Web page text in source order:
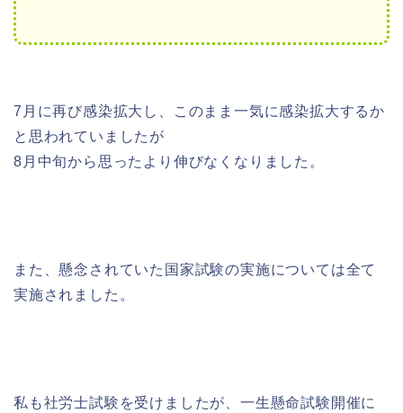
7月に再び感染拡大し、このまま一気に感染拡大するか
と思われていましたが
8月中旬から思ったより伸びなくなりました。
また、懸念されていた国家試験の実施については全て
実施されました。
私も社労士試験を受けましたが、一生懸命試験開催に